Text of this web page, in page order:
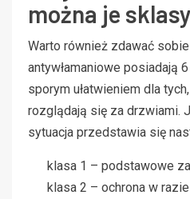
można je
Warto również zdawać
antywłamaniowe posiadają
sporym ułatwieniem dla
rozglądają się za drzwiami.
sytuacja przedstawia się
klasa 1 – podstawowe
klasa 2 – ochrona w